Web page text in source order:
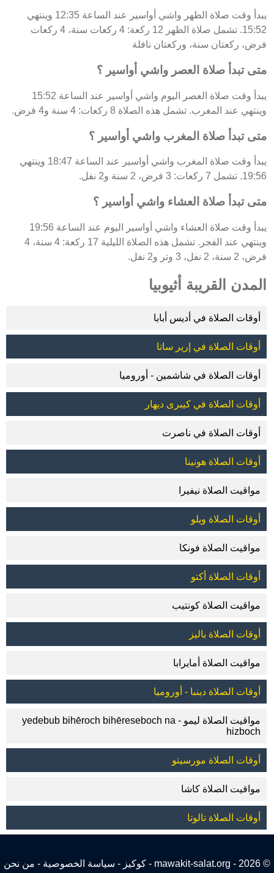
يبدأ وقت صلاة الظهر واشي أواسير عند الساعة 12:35 وينتهي
15:52. تشمل صلاة الظهر 12 ركعة: 4 ركعات سنة، 4 ركعات
فرض، ركعتان سنة، وركعتان نافلة
متى تبدأ صلاة العصر واشي أواسير ؟
يبدأ وقت صلاة العصر اليوم واشي أواسير عند الساعة 15:52
وينتهي عند المغرب. تشمل هذه الصلاة 8 ركعات: 4 سنة و4 فرض.
متى تبدأ صلاة المغرب واشي أواسير ؟
يبدأ وقت صلاة المغرب واشي أواسير عند الساعة 18:47 وينتهي
19:56. تشمل 7 ركعات: 3 فرض، 2 سنة و2 نفل.
متى تبدأ صلاة العشاء واشي أواسير ؟
يبدأ وقت صلاة العشاء واشي أواسير اليوم عند الساعة 19:56
وينتهي عند الفجر. تشمل هذه الصلاة الليلية 17 ركعة: 4 سنة، 4
فرض، 2 سنة، 2 نفل، 3 وتر و2 نفل.
المدن القريبة أثيوبيا
أوقات الصلاة في أديس أبابا
أوقات الصلاة في إرير ساتا
أوقات الصلاة في شاشمين - أوروميا
أوقات الصلاة في كيبرى ديهار
أوقات الصلاة في ناصرت
أوقات الصلاة هونينا
مواقيت الصلاة نيفيرا
أوقات الصلاة ويلو
مواقيت الصلاة فونكا
أوقات الصلاة أكتو
مواقيت الصلاة كونتيب
أوقات الصلاة باليز
مواقيت الصلاة أمايرابا
أوقات الصلاة دينبا - أوروميا
مواقيت الصلاة ليمو - yedebub bihēroch bihēreseboch na
hizboch
أوقات الصلاة مورسيتو
مواقيت الصلاة كاشا
أوقات الصلاة تالوتا
© 2026 - mawakit-salat.org - كوكيز - سياسة الخصوصية - من نحن